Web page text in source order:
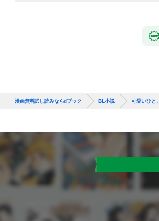
漫画無料試し読みならdブック BL小説 可愛いひと。